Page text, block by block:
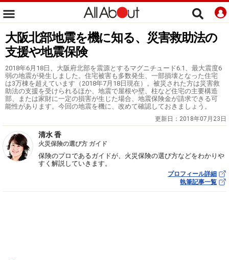
大阪北部地震を機に知る、災害救助法の
支援や地震保険
2018年6月18日、大阪府北部を震源とするマグニチュード6.1、最大震度6
弱の地震が発生しました。住宅被害も多数発生、一部損壊となった住宅
は3万棟を超えています（2018年7月18日現在）。被災された方は災害救
助法の支援を受けられるほか、地震で屋根や壁、柱など住宅の主要構造
部、または家財に一定の損害が生じた場合、地震保険金が請求できる可
能性があります。今回の地震を機に、改めて確認しておきましょう。
更新日： 2018年07月23日
清水 香
火災保険の選び方 ガイド
保険のプロであるガイドが、火災保険の選び方などをわかりや
すく解説していきます。
プロフィール詳細
執筆記事一覧